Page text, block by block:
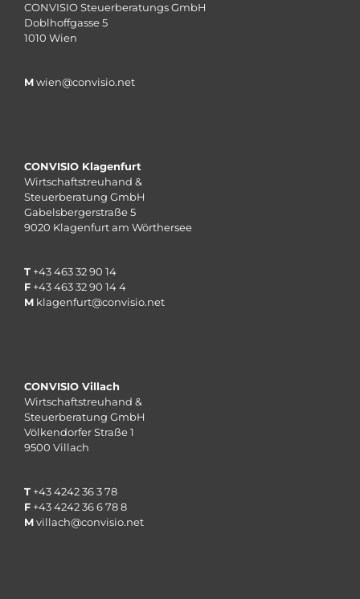
CONVISIO Steuerberatungs GmbH
Doblhoffgasse 5
1010 Wien
Mwien@convisio.net
CONVISIO Klagenfurt
Wirtschaftstreuhand &
Steuerberatung GmbH
Gabelsbergerstraße 5
9020 Klagenfurt am Wörthersee
T +43 463 32 90 14
F +43 463 32 90 14 4
M klagenfurt@convisio.net
CONVISIO Villach
Wirtschaftstreuhand &
Steuerberatung GmbH
Völkendorfer Straße 1
9500 Villach
T +43 4242 36 3 78
F +43 4242 36 6 78 8
Mvillach@convisio.net